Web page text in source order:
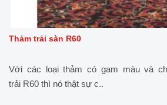
Thảm trải sàn R60
Với các loại thảm có gam màu và
trải R60 thì nó thật sự c..